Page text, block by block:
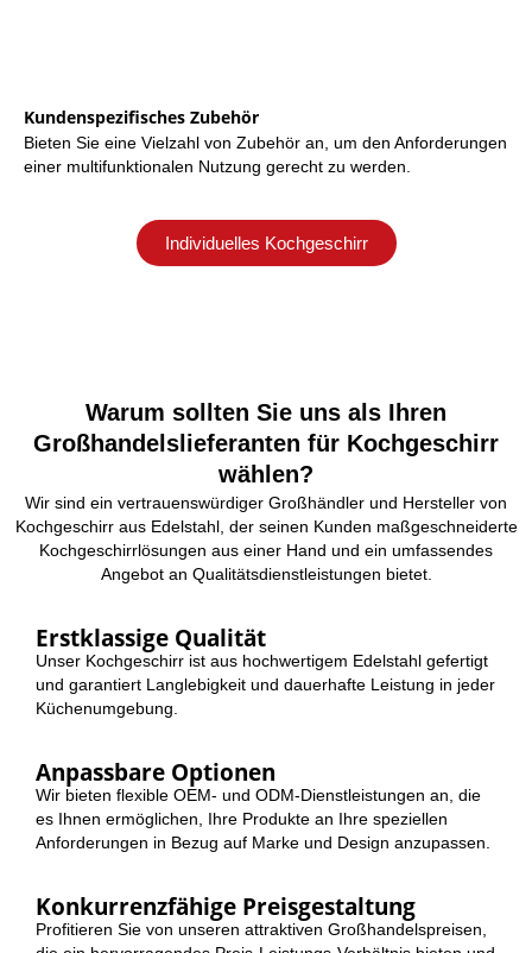
Kundenspezifisches Zubehör
Bieten Sie eine Vielzahl von Zubehör an, um den Anforderungen
einer multifunktionalen Nutzung gerecht zu werden.
Individuelles Kochgeschirr
Warum sollten Sie uns als Ihren
Großhandelslieferanten für Kochgeschirr
wählen?
Wir sind ein vertrauenswürdiger Großhändler und Hersteller von
Kochgeschirr aus Edelstahl, der seinen Kunden maßgeschneiderte
Kochgeschirrlösungen aus einer Hand und ein umfassendes
Angebot an Qualitätsdienstleistungen bietet.
Erstklassige Qualität
Unser Kochgeschirr ist aus hochwertigem Edelstahl gefertigt
und garantiert Langlebigkeit und dauerhafte Leistung in jeder
Küchenumgebung.
Anpassbare Optionen
Wir bieten flexible OEM- und ODM-Dienstleistungen an, die
es Ihnen ermöglichen, Ihre Produkte an Ihre speziellen
Anforderungen in Bezug auf Marke und Design anzupassen.
Konkurrenzfähige Preisgestaltung
Profitieren Sie von unseren attraktiven Großhandelspreisen,